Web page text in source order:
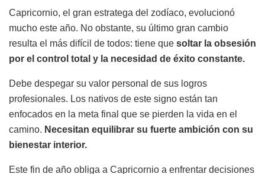
Capricornio, el gran estratega del zodíaco, evolucionó
mucho este año. No obstante, su último gran cambio
resulta el más difícil de todos: tiene que soltar la obsesión
por el control total y la necesidad de éxito constante.
Debe despegar su valor personal de sus logros
profesionales. Los nativos de este signo están tan
enfocados en la meta final que se pierden la vida en el
camino. Necesitan equilibrar su fuerte ambición con su
bienestar interior.
Este fin de año obliga a Capricornio a enfrentar decisiones